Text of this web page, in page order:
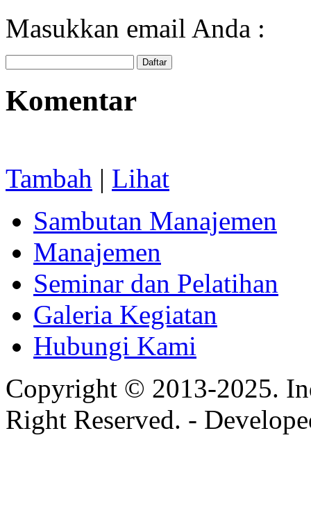
Masukkan email Anda :
Komentar
Tambah | Lihat
Sambutan Manajemen
Manajemen
Seminar dan Pelatihan
Galeria Kegiatan
Hubungi Kami
Copyright © 2013-2025.
Right Reserved. -